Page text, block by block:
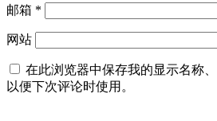
邮箱 *
网站
在此浏览器中保存我的显示名称
以便下次评论时使用。